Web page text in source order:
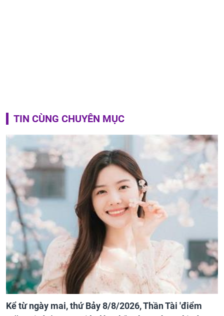
TIN CÙNG CHUYÊN MỤC
Kể từ ngày mai, thứ Bảy 8/8/2026, Thần Tài 'điểm